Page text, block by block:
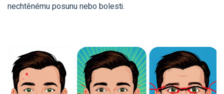
nechtěnému posunu nebo bolesti.